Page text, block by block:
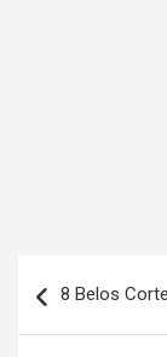
8 Belos